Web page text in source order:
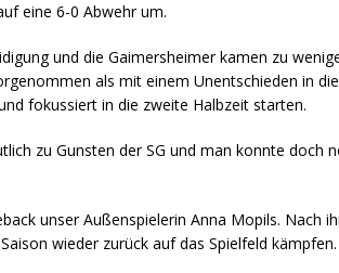
eine 6-0 Abwehr um.
und die Gaimersheimer kamen zu
als mit einem Unentschieden in
fokussiert in die zweite Halbzeit starten.
zu Gunsten der SG und man konnte
unser Außenspielerin Anna Mopils. Nach
wieder zurück auf das Spielfeld